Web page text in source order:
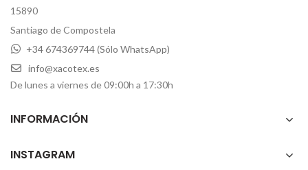
15890
Santiago de Compostela
+34 674369744 (Sólo WhatsApp)
info@xacotex.es
De lunes a viernes de 09:00h a 17:30h
INFORMACIÓN
INSTAGRAM